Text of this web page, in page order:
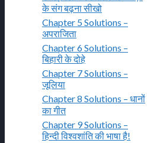
के संग बढ़ना सीखो
Chapter 5 Solutions –
अपराजिता
Chapter 6 Solutions –
बिहारी के दोहे
Chapter 7 Solutions –
जूलिया
Chapter 8 Solutions – धानों
का गीत
Chapter 9 Solutions –
हिन्दी विश्वशांति की भाषा है!